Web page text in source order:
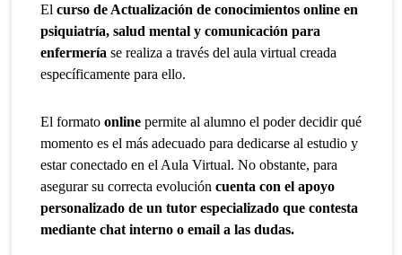
Elcurso de Actualización de conocimientos online en
psiquiatría, salud mental y comunicación para
enfermería se realiza a través del aula virtual creada
específicamente para ello.
El formato online permite al alumno el poder decidir qué
momento es el más adecuado para dedicarse al estudio y
estar conectado en el Aula Virtual. No obstante, para
asegurar su correcta evolución cuenta con el apoyo
personalizado de un tutor especializado que contesta
mediante chat interno o email a las dudas.